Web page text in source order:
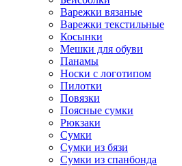
Варежки вязаные
Варежки текстильные
Косынки
Мешки для обуви
Панамы
Носки с логотипом
Пилотки
Повязки
Поясные сумки
Рюкзаки
Сумки
Сумки из бязи
Сумки из спанбонда